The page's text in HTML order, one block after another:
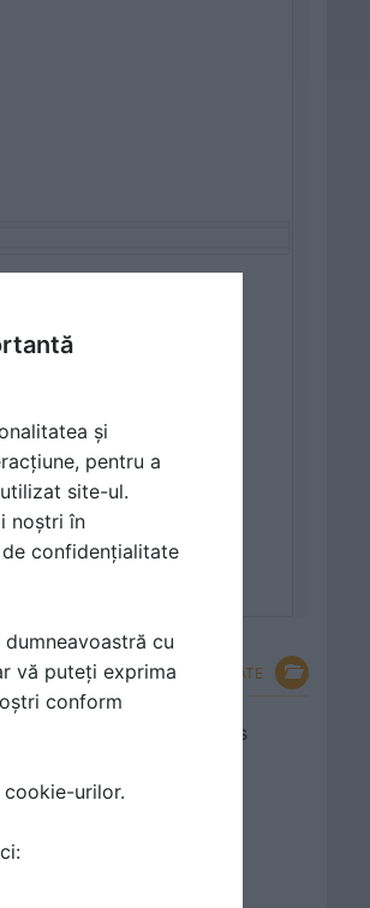
VEZI TOATE
in perete - vedere de sus
perete
și
pentru a
site-ul.
noștri în
confidențialitate
cu
vă puteți exprima
conform
urilor.